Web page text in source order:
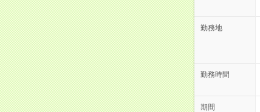
勤務地
勤務時間
期間